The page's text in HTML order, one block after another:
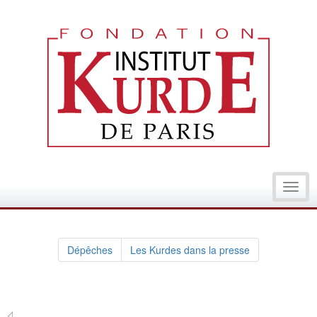
Dépêches Les Kurdes dans la presse